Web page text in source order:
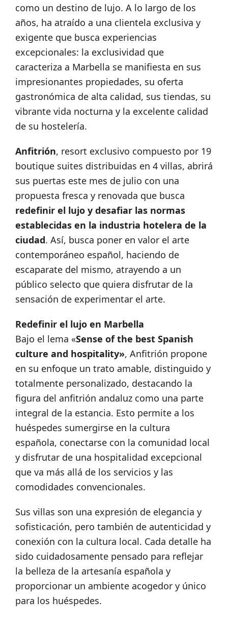
como un destino de lujo. A lo largo de los
años, ha atraído a una clientela exclusiva y
exigente que busca experiencias
excepcionales: la exclusividad que
caracteriza a Marbella se manifiesta en sus
impresionantes propiedades, su oferta
gastronómica de alta calidad, sus tiendas, su
vibrante vida nocturna y la excelente calidad
de su hostelería.
Anfitrión, resort exclusivo compuesto por 19
boutique suites distribuidas en 4 villas, abrirá
sus puertas este mes de julio con una
propuesta fresca y renovada que busca
redefinir el lujo y desafiar las normas
establecidas en la industria hotelera de la
ciudad. Así, busca poner en valor el arte
contemporáneo español, haciendo de
escaparate del mismo, atrayendo a un
público selecto que quiera disfrutar de la
sensación de experimentar el arte.
Redefinir el lujo en Marbella
Bajo el lema «Sense of the best Spanish
culture and hospitality», Anfitrión propone
en su enfoque un trato amable, distinguido y
totalmente personalizado, destacando la
figura del anfitrión andaluz como una parte
integral de la estancia. Esto permite a los
huéspedes sumergirse en la cultura
española, conectarse con la comunidad local
y disfrutar de una hospitalidad excepcional
que va más allá de los servicios y las
comodidades convencionales.
Sus villas son una expresión de elegancia y
sofisticación, pero también de autenticidad y
conexión con la cultura local. Cada detalle ha
sido cuidadosamente pensado para reflejar
la belleza de la artesanía española y
proporcionar un ambiente acogedor y único
para los huéspedes.